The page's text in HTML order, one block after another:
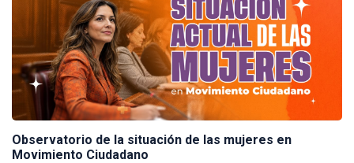
Observatorio de la situación de las mujeres en
Movimiento Ciudadano